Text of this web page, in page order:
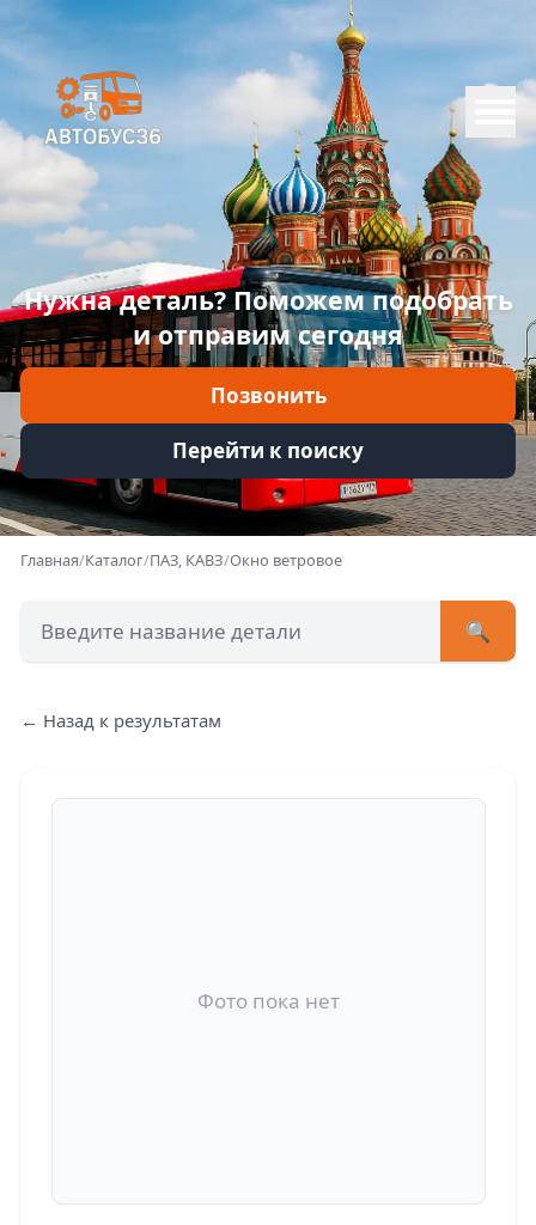
Нужна деталь? Поможем подобрать
и отправим сегодня
Позвонить
Перейти к поиску
Меню
Главная
Каталог
Марки
Информация
Главная/Каталог/ПАЗ, КАВЗ/Окно ветровое
🔍
← Назад к результатам
Фото пока нет